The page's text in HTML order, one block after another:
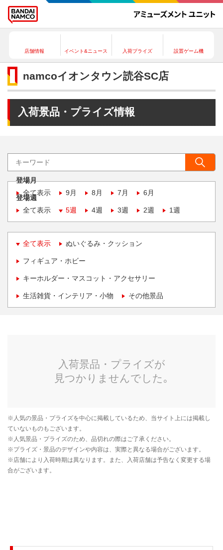
店舗情報 イベント&ニュース 入荷プライズ 設置ゲーム機
namcoイオンタウン読谷SC店
入荷景品・プライズ情報
登場月
全て表示
9月 8月 7月 6月
登場週
全て表示
5週 4週 3週 2週 1週
全て表示 ぬいぐるみ・クッション
フィギュア・ホビー
キーホルダー・マスコット・アクセサリー
生活雑貨・インテリア・小物 その他景品